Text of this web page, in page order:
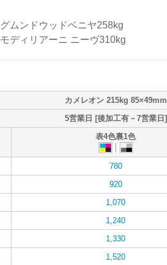
グムンドウッドベニヤ258kg
モディリアーニ ニーヴ310kg
カメレオン 215kg 85×49mm
5営業日 [後加工有－7営業日]
表4色裏1色
780
920
1,070
1,240
1,330
1,520